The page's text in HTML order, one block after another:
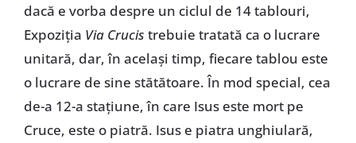
dacă e vorba despre un ciclul de 14 tablouri,
Expoziția Via Crucis trebuie tratată ca o lucrare
unitară, dar, în același timp, fiecare tablou este
o lucrare de sine stătătoare. În mod special, cea
de-a 12-a stațiune, în care Isus este mort pe
Cruce, este o piatră. Isus e piatra unghiulară,